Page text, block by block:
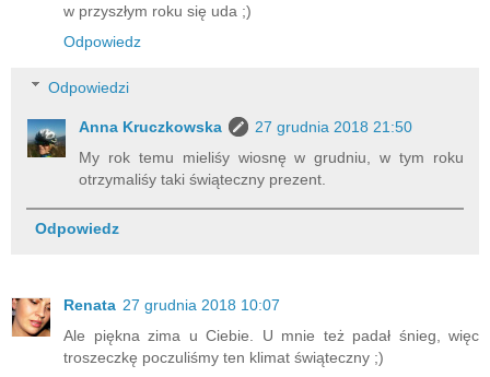
w przyszłym roku się uda ;)
Odpowiedz
Odpowiedzi
Anna Kruczkowska
27 grudnia 2018 21:50
My rok temu mieliśy wiosnę w grudniu, w tym roku
otrzymaliśy taki świąteczny prezent.
Odpowiedz
Renata 27 grudnia 2018 10:07
Ale piękna zima u Ciebie. U mnie też padał śnieg, więc
troszeczkę poczuliśmy ten klimat świąteczny ;)